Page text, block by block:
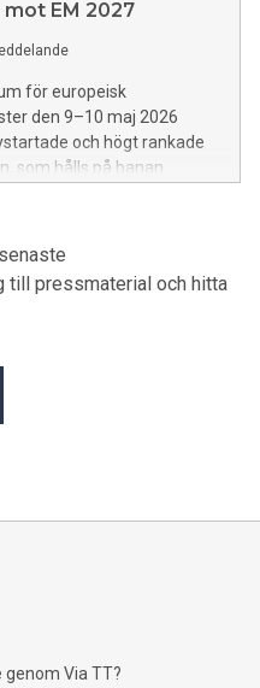
Därmed får våra
EM 2027
för europeisk
den 9–10 maj 2026
och högt rankade
som hålls på banan
till pressmaterial och hitta
Via TT?